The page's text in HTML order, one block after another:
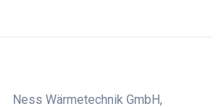
Ness Wärmetechnik GmbH,